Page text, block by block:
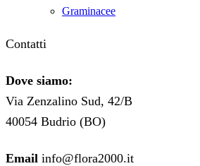
Graminacee
Contatti
Dove siamo:
Via Zenzalino Sud, 42/B
40054 Budrio (BO)
Email info@flora2000.it